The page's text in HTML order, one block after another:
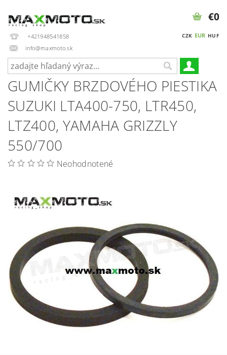
+421948541858
info@maxmoto.sk
CZK EUR HUF
€0
GUMIČKY BRZDOVÉHO PIESTIKA
SUZUKI LTA400-750, LTR450,
LTZ400, YAMAHA GRIZZLY
550/700
Neohodnotené